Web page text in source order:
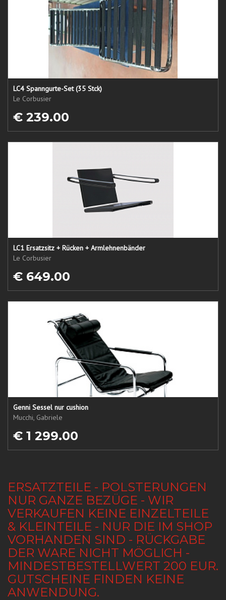
LC4 Spanngurte-Set (35 Stck)
Le Corbusier
€ 239.00
LC1 Ersatzsitz + Rücken + Armlehnenbänder
Le Corbusier
€ 649.00
Genni Sessel nur cushion
Mucchi, Gabriele
€ 1 299.00
ERSATZTEILE - POLSTERUNGEN
NUR GANZE BEZÜGE - WIR
VERKAUFEN KEINE EINZELTEILE
& KLEINTEILE - NUR DIE IM SHOP
VORHANDEN SIND - RÜCKGABE
DER WARE NICHT MÖGLICH -
MINDESTBESTELLWERT 200 EUR.
GUTSCHEINE FINDEN KEINE
ANWENDUNG.